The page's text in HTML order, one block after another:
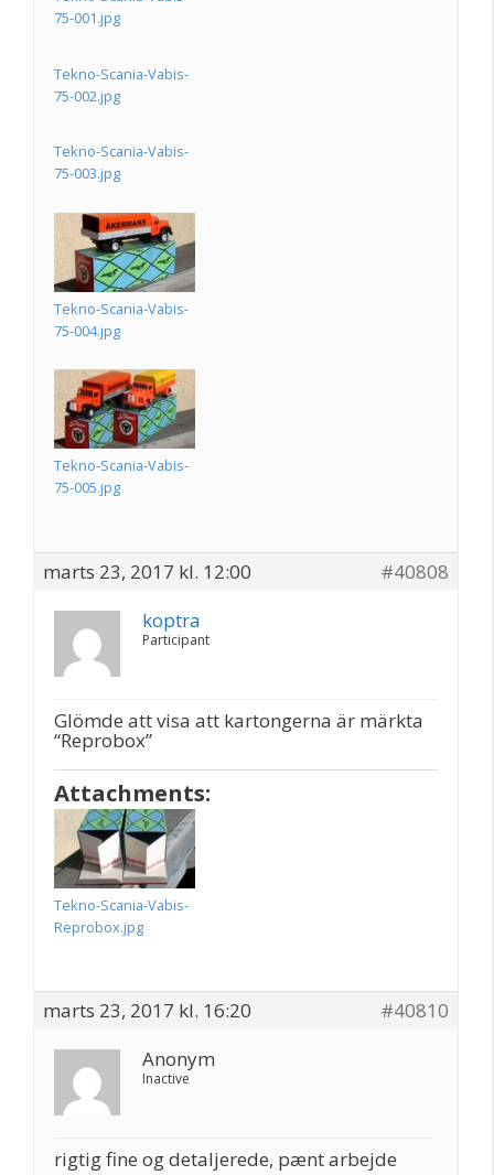
75-001.jpg
Tekno-Scania-Vabis-
75-002.jpg
Tekno-Scania-Vabis-
75-003.jpg
Tekno-Scania-Vabis-
75-004.jpg
Tekno-Scania-Vabis-
75-005.jpg
marts 23, 2017 kl. 12:00
#40808
koptra
Participant
Glömde att visa att kartongerna är märkta
“Reprobox”
Attachments:
Tekno-Scania-Vabis-
Reprobox.jpg
marts 23, 2017 kl. 16:20
#40810
Anonym
Inactive
rigtig fine og detaljerede, pænt arbejde